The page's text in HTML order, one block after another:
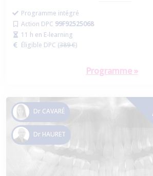
Programme intégré
Action DPC 99F92525068
11 h en E-learning
Éligible DPC (389 €)
Programme »
Dr CAVARÉ
Dr HAURET